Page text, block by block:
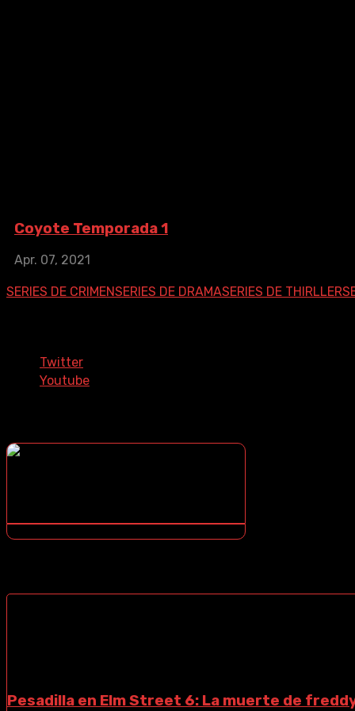
Coyote Temporada 1
Apr. 07, 2021
SERIES DE CRIMENSERIES DE DRAMASERIES DE THIRLLER
Twitter
Youtube
Pesadilla en Elm Street 6: La muerte de